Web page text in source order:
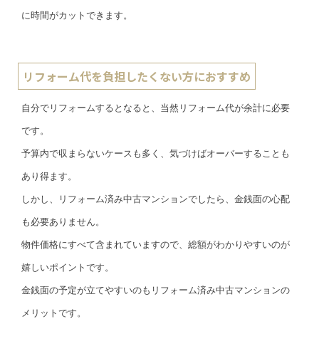
に時間がカットできます。
リフォーム代を負担したくない方におすすめ
自分でリフォームするとなると、当然リフォーム代が余計に必要
です。
予算内で収まらないケースも多く、気づけばオーバーすることも
あり得ます。
しかし、リフォーム済み中古マンションでしたら、金銭面の心配
も必要ありません。
物件価格にすべて含まれていますので、総額がわかりやすいのが
嬉しいポイントです。
金銭面の予定が立てやすいのもリフォーム済み中古マンションの
メリットです。